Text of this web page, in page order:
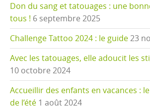
Don du sang et tatouages : une
tous ! 6 septembre 2025
Challenge Tattoo 2024 : le guide23
Avec les tatouages, elle adoucit les
10 octobre 2024
Accueillir des enfants en vacances :
de l’été 1 août 2024